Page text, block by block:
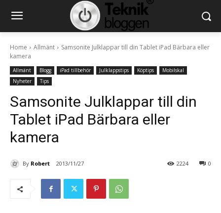
Home Allmänt
Samsonite Julklappar till din Tablet iPad Bärbara eller
kamera
Allmänt Blogg iPad tillbehör Julklappstips Köptips
Mobilskal
Nyheter
Tips
Samsonite Julklappar till din
Tablet iPad Bärbara eller
kamera
By Robert 2013/11/27 0
2224